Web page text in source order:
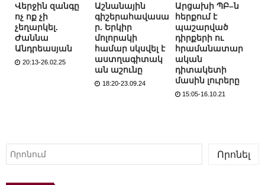
Վերջին զանգը
ոչ ոք չի
չեղարկել.
Ժաննա
Անդրեասյան
20:13-26.02.25
Աշնանային
գիշերահավասա
ր. Երկիր
մոլորակի
համար սկսվել է
աստղագիտակ
ան աշունը
18:20-23.09.24
Արցախի ՊԲ–ն
հերքում է
պաշարված
դիրքերի ու
հրամանատար
ական
դիտակետի
մասին լուրերը
15:05-16.10.21
Որոնել
Որոնել